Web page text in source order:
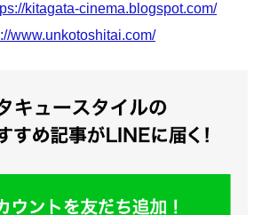
kitagata-cinema.blogspot.com/
www.unkotoshitai.com/